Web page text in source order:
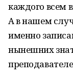
каждого всем
А в нашем
именно
нынешних